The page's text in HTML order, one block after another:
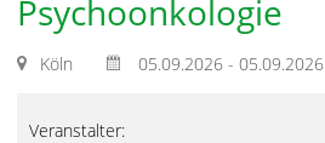
Psychoonkologie
Köln 05.09.2026 - 05.09.2026
Veranstalter: